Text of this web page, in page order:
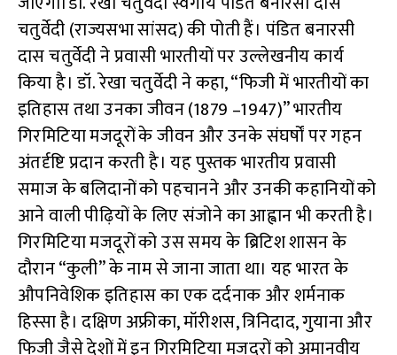
चतुर्वेदी (राज्यसभा सांसद) की पोती हैं। पंडित बनारसी
दास चतुर्वेदी ने प्रवासी भारतीयों पर उल्लेखनीय कार्य
किया है। डॉ. रेखा चतुर्वेदी ने कहा, “फिजी में भारतीयों का
इतिहास तथा उनका जीवन (1879 –1947)” भारतीय
गिरमिटिया मजदूरों के जीवन और उनके संघर्षों पर गहन
अंतर्दृष्टि प्रदान करती है। यह पुस्तक भारतीय प्रवासी
समाज के बलिदानों को पहचानने और उनकी कहानियों को
आने वाली पीढ़ियों के लिए संजोने का आह्वान भी करती है।
गिरमिटिया मजदूरों को उस समय के ब्रिटिश शासन के
दौरान “कुली” के नाम से जाना जाता था। यह भारत के
औपनिवेशिक इतिहास का एक दर्दनाक और शर्मनाक
हिस्सा है। दक्षिण अफ्रीका, मॉरीशस, त्रिनिदाद, गुयाना और